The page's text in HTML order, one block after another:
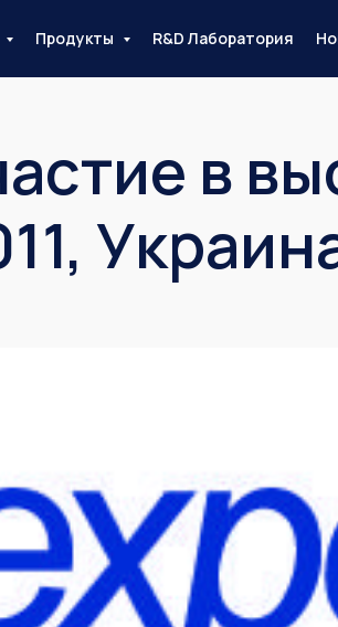
Продукты R&D Лаборатория
в